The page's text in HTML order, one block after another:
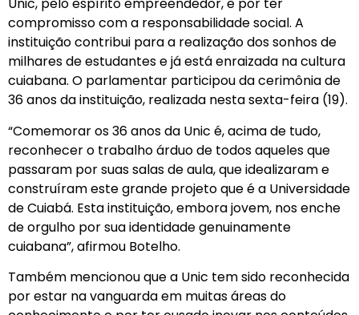
Unic, pelo espírito empreendedor, e por ter
compromisso com a responsabilidade social. A
instituição contribui para a realização dos sonhos de
milhares de estudantes e já está enraizada na cultura
cuiabana. O parlamentar participou da cerimônia de
36 anos da instituição, realizada nesta sexta-feira (19).
“Comemorar os 36 anos da Unic é, acima de tudo,
reconhecer o trabalho árduo de todos aqueles que
passaram por suas salas de aula, que idealizaram e
construíram este grande projeto que é a Universidade
de Cuiabá. Esta instituição, embora jovem, nos enche
de orgulho por sua identidade genuinamente
cuiabana”, afirmou Botelho.
Também mencionou que a Unic tem sido reconhecida
por estar na vanguarda em muitas áreas do